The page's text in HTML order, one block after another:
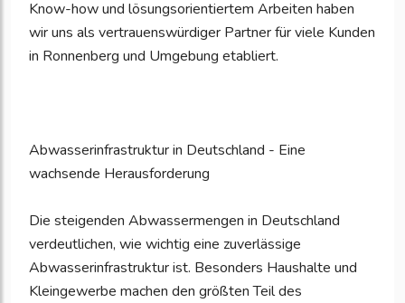
Know-how und lösungsorientiertem Arbeiten haben
wir uns als vertrauenswürdiger Partner für viele Kunden
in Ronnenberg und Umgebung etabliert.
Abwasserinfrastruktur in Deutschland - Eine
wachsende Herausforderung
Die steigenden Abwassermengen in Deutschland
verdeutlichen, wie wichtig eine zuverlässige
Abwasserinfrastruktur ist. Besonders Haushalte und
Kleingewerbe machen den größten Teil des